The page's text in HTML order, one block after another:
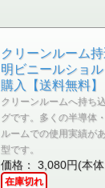
クリーンルーム
明ビニールショ
購入【送料無料】
クリーンルームへ持ち
グです。多くの半導体
ルームでの使用実績が
型です。
価格： 3,080円(本
在庫切れ